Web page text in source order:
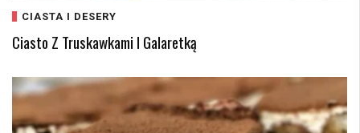
CIASTA I DESERY
Ciasto Z Truskawkami I Galaretką